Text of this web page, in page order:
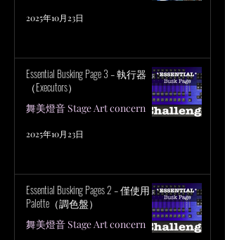
2025年10月23日
Essential Busking Page 3 – 執行器
（Executors）
舞美燈音 Stage Art concern
2025年10月23日
Essential Busking Pages 2 – 僅使用
Palette（調色盤）
舞美燈音 Stage Art concern